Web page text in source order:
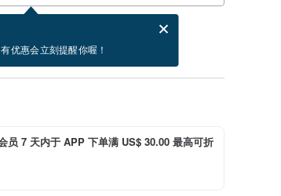
优惠会立刻提醒你喔！
送电子贺卡。
电子贺卡是什么？
员 7 天内于 APP 下单满 US$ 30.00 最高可折